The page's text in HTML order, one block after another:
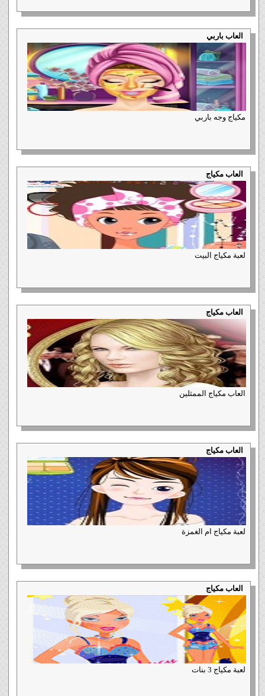
العاب باربي
مكياج وجه باربي
العاب مكياج
لعبة مكياج البيت
العاب مكياج
العاب مكياج الممثلين
العاب مكياج
لعبة مكياج ام الغمزة
العاب مكياج
لعبة مكياج 3 بنات